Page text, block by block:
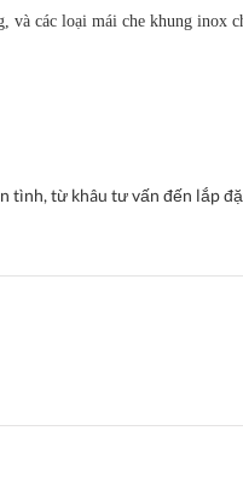
và các loại mái che khung inox
tình, từ khâu tư vấn đến lắp